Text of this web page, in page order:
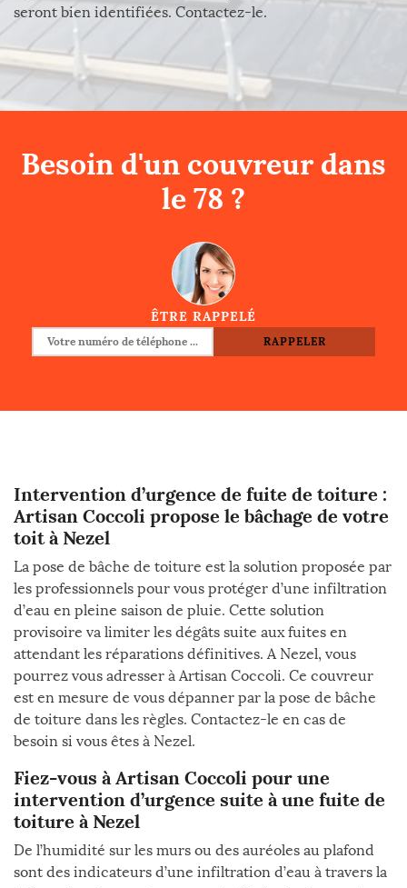
seront bien identifiées. Contactez-le.
Besoin d'un couvreur dans
le 78 ?
ÊTRE RAPPELÉ
Intervention d’urgence de fuite de toiture :
Artisan Coccoli propose le bâchage de votre
toit à Nezel
La pose de bâche de toiture est la solution proposée par
les professionnels pour vous protéger d’une infiltration
d’eau en pleine saison de pluie. Cette solution
provisoire va limiter les dégâts suite aux fuites en
attendant les réparations définitives. A Nezel, vous
pourrez vous adresser à Artisan Coccoli. Ce couvreur
est en mesure de vous dépanner par la pose de bâche
de toiture dans les règles. Contactez-le en cas de
besoin si vous êtes à Nezel.
Fiez-vous à Artisan Coccoli pour une
intervention d’urgence suite à une fuite de
toiture à Nezel
De l’humidité sur les murs ou des auréoles au plafond
sont des indicateurs d’une infiltration d’eau à travers la